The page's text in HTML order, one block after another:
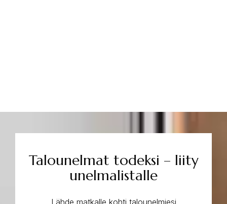
Talounelmat todeksi – liity
unelmalistalle
Lähde matkalle kohti talounelmiesi